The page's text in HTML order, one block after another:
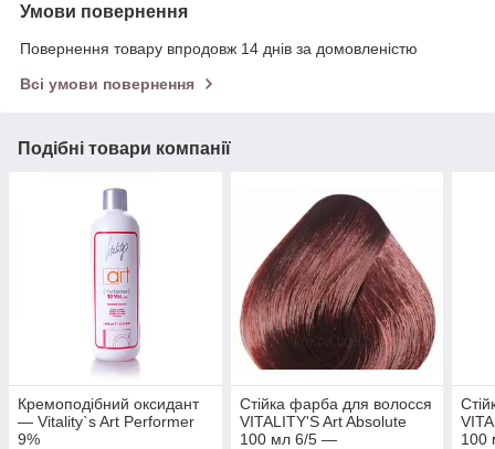
Умови повернення
Повернення товару впродовж 14 днів за домовленістю
Всі умови повернення
Подібні товари компанії
Кремоподібний оксидант
— Vitality`s Art Performer
9%
Стійка фарба для волосся
VITALITY'S Art Absolute
100 мл 6/5 —
100